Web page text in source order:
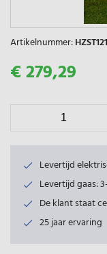
Artikelnummer:
€ 279,29
Levertijd
Levertijd gaas:
De klant staat
25 jaar ervaring